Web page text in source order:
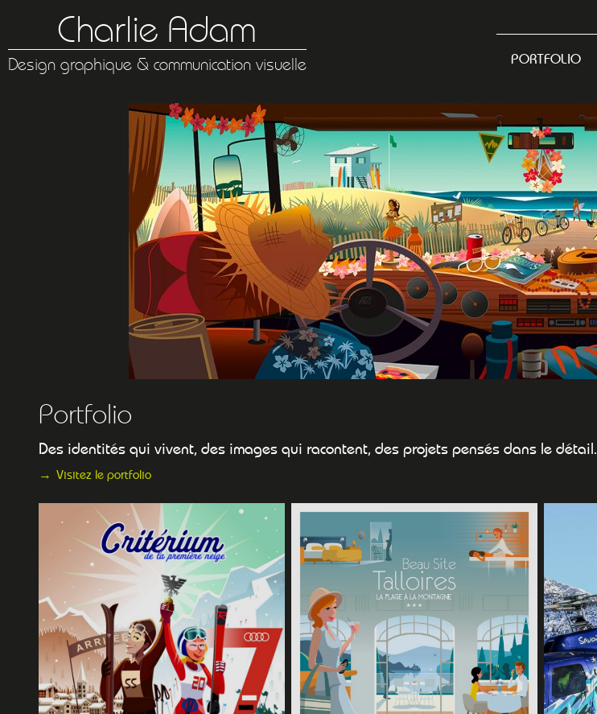
Charlie Adam
Design graphique & communication visuelle PORTFOLIO
Portfolio
Des identités qui vivent, des images qui racontent, des projets pensés dans le détail.
Visitez le portfolio